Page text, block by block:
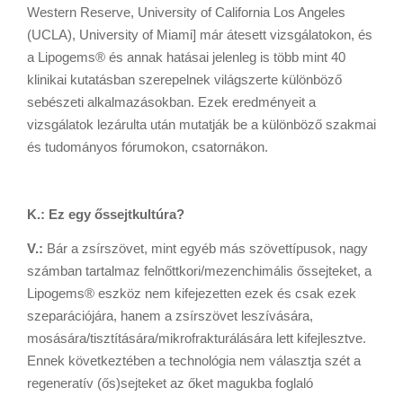
Western Reserve, University of California Los Angeles
(UCLA), University of Miami] már átesett vizsgálatokon, és
a Lipogems® és annak hatásai jelenleg is több mint 40
klinikai kutatásban szerepelnek világszerte különböző
sebészeti alkalmazásokban. Ezek eredményeit a
vizsgálatok lezárulta után mutatják be a különböző szakmai
és tudományos fórumokon, csatornákon.
K.: Ez egy őssejtkultúra?
V.: Bár a zsírszövet, mint egyéb más szövettípusok, nagy
számban tartalmaz felnőttkori/mezenchimális őssejteket, a
Lipogems® eszköz nem kifejezetten ezek és csak ezek
szeparációjára, hanem a zsírszövet leszívására,
mosására/tisztítására/mikrofrakturálására lett kifejlesztve.
Ennek következtében a technológia nem választja szét a
regeneratív (ős)sejteket az őket magukba foglaló